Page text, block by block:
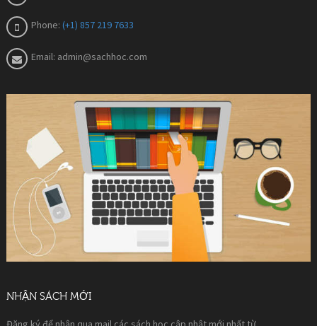
Phone: (+1) 857 219 7633
Email: admin@sachhoc.com
NHẬN SÁCH MỚI